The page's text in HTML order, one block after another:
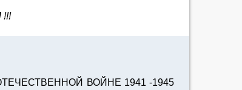
ВОЙНЕ 1941 -1945